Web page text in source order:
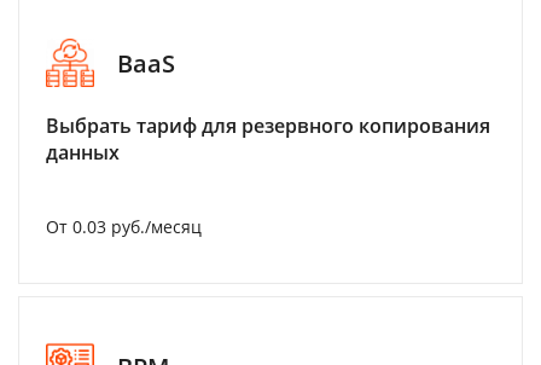
BaaS
Выбрать тариф для резервного копирования
данных
От 0.03 руб./месяц